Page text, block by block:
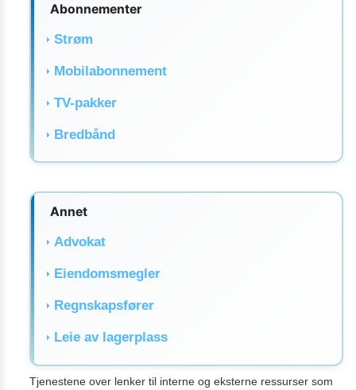
Abonnementer
Strøm
Mobilabonnement
TV-pakker
Bredbånd
Annet
Advokat
Eiendomsmegler
Regnskapsfører
Leie av lagerplass
Tjenestene over lenker til interne og eksterne ressurser som